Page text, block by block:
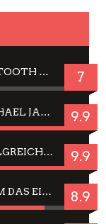
JBL TUNE 720BT: OVER EAR BLUETOOTH KOPFHÖRER UM DIE 50,-€ IM DAUER-TEST 7
WEGEN DES ERFOLGES – MJ: MICHAEL JACKSON MUSICAL IN EINER MATINEE SEHEN 9.9
JELLYFISH HAMBURG: DAS ERFOLGREICHE SOMMER-MENÜ 2025 IN GEFÜHLEN UND BILDERN 9.9
CÉSAR FÜR JIM CARREY? WARUM DAS EINER DER NERVIGSTEN ACTORS IST UND BLEIBT 8.9